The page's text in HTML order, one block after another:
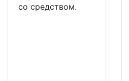
со средством.